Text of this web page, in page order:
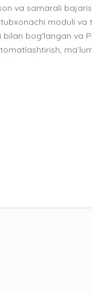
va samarali
moduli va
bog‘langan va